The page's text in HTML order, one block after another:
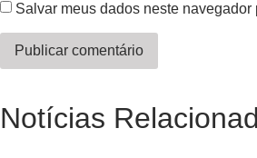
Salvar meus dados neste
Notícias